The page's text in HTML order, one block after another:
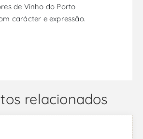
de Vinho do Porto
carácter e expressão.
relacionados